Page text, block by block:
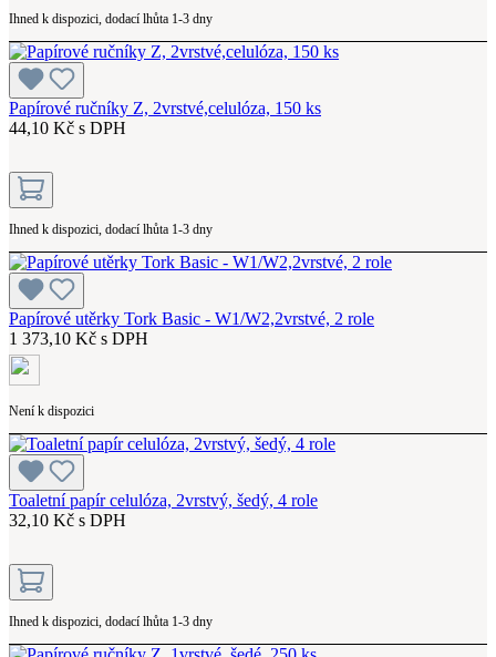
Ihned k dispozici, dodací lhůta 1-3 dny
Papírové ručníky Z, 2vrstvé,celulóza, 150 ks
44,10 Kč s DPH
Ihned k dispozici, dodací lhůta 1-3 dny
Papírové utěrky Tork Basic - W1/W2,2vrstvé, 2 role
1 373,10 Kč s DPH
Není k dispozici
Toaletní papír celulóza, 2vrstvý, šedý, 4 role
32,10 Kč s DPH
Ihned k dispozici, dodací lhůta 1-3 dny